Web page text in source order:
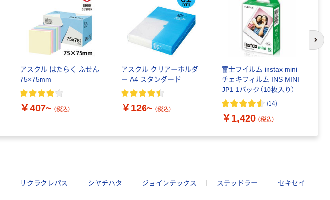
アスクル はたらく ふせん
75×75mm
￥407~ （税込）
アスクル クリアーホルダ
ー A4 スタンダード
￥126~ （税込）
富士フイルム instax mini
チェキフィルム INS MINI
JP1 1パック（10枚入り）
(14)
￥1,420 （税込）
次
サクラクレパス シヤチハタ ジョインテックス ステッドラー
セキセイ